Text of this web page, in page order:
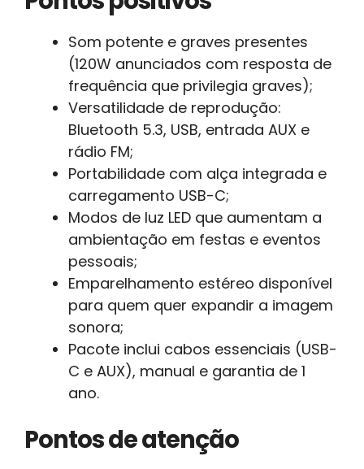
Som potente e graves presentes
(120W anunciados com resposta de
frequência que privilegia graves);
Versatilidade de reprodução:
Bluetooth 5.3, USB, entrada AUX e
rádio FM;
Portabilidade com alça integrada e
carregamento USB-C;
Modos de luz LED que aumentam a
ambientação em festas e eventos
pessoais;
Emparelhamento estéreo disponível
para quem quer expandir a imagem
sonora;
Pacote inclui cabos essenciais (USB-
C e AUX), manual e garantia de 1
ano.
Pontos de atenção